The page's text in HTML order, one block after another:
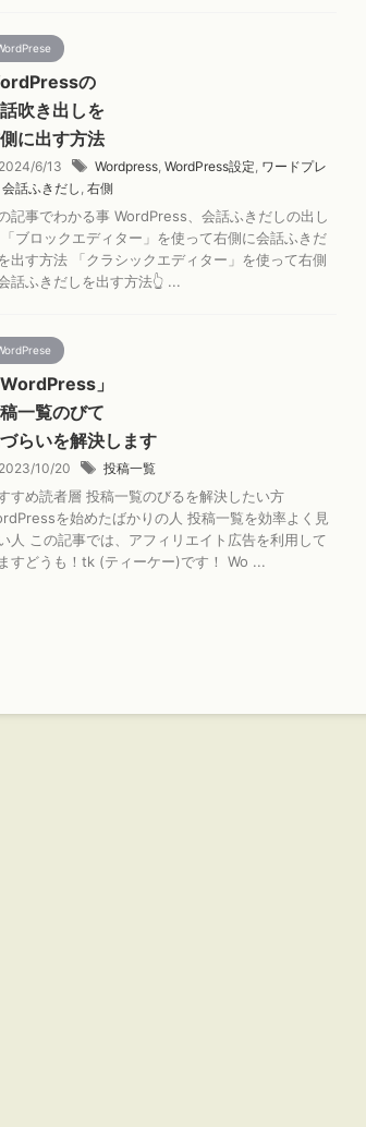
の
吹き出しを
に出す方法
2024/6/13 Wordpress, WordPress設定, ワードプレ
会話ふきだし , 右側
記事でわかる事 WordPress、会話ふきだしの出し
ブロックエディター」を使って右側に会話ふきだ
出す方法 「クラシックエディター」を使って右側
話ふきだしを出す方法👆 ...
WordPress」
一覧のびて
らいを解決します
2023/10/20 投稿一覧
すめ読者層 投稿一覧のびるを解決したい方
を始めたばかりの人 投稿一覧を効率よく見
人 この記事では、アフィリエイト広告を利用して
すどうも！tk (ティーケー)です！ Wo ...